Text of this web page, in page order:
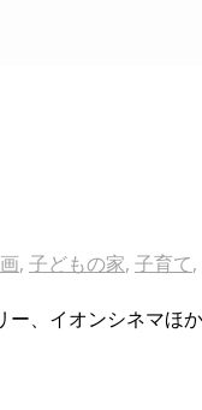
, 子どもの家, 子育て,
、イオンシネマほ